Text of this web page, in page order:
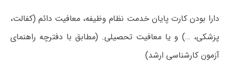
دارا بودن کارت پایان خدمت نظام وظیفه، معافیت دائم (کفالت،
پزشکی، …) و یا معافیت تحصیلی. (مطابق با دفترچه راهنمای
آزمون کارشناسی ارشد)